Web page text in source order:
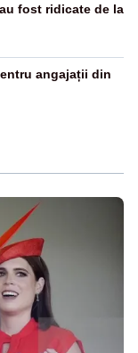
fost ridicate de la
angajații din